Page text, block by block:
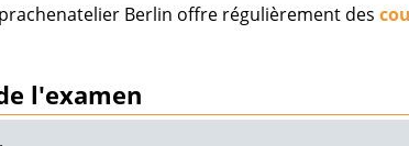
Berlin offre régulièrement des
l'examen